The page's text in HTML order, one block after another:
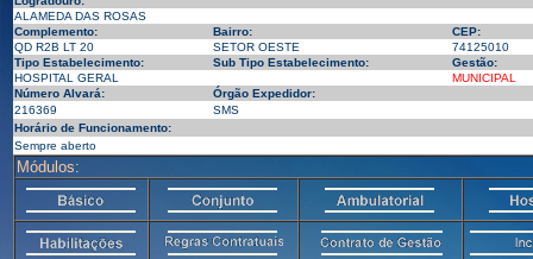
ALAMEDA DAS ROSAS
Complemento:
Bairro:
CEP:
QD R2B LT 20
SETOR OESTE
74125010
Tipo Estabelecimento:
Sub Tipo Estabelecimento:
Gestão:
HOSPITAL GERAL
MUNICIPAL
Número Alvará:
Órgão Expedidor:
216369
SMS
Horário de Funcionamento:
Sempre aberto
Módulos: